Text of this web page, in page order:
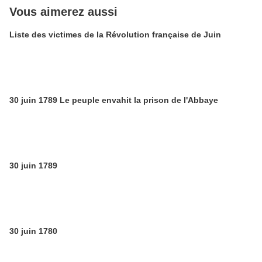
Vous aimerez aussi
Liste des victimes de la Révolution française de Juin
30 juin 1789 Le peuple envahit la prison de l'Abbaye
30 juin 1789
30 juin 1780